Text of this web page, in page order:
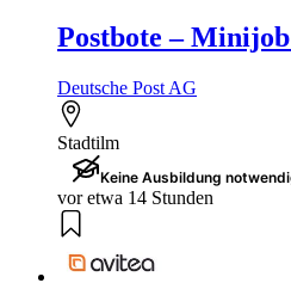
Postbote –
Deutsche Post AG
Stadtilm
Keine Ausbildung
vor etwa 14 Stunden